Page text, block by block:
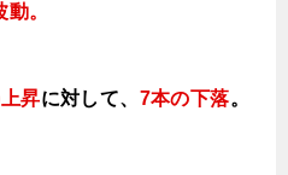
動。
昇に対して、 7本の下落。